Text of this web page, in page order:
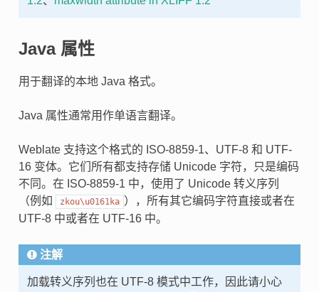
Java 属性
用于翻译的本地 Java 格式。
Java 属性通常用作单语言翻译。
Weblate 支持这个格式的 ISO-8859-1、UTF-8 和 UTF-
16 变体。它们所有都支持存储 Unicode 字符，只是编码
不同。在 ISO-8859-1 中，使用了 Unicode 转义序列
（例如
zkou\u0161ka ），所有其它编码字符直接或者在
UTF-8 中或者在 UTF-16 中。
注解
加载转义序列也在 UTF-8 模式中工作，因此请小心